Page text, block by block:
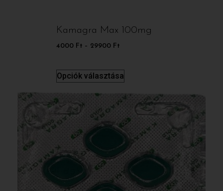
Kamagra Max 100mg
4000 Ft – 29900 Ft
Opciók választása